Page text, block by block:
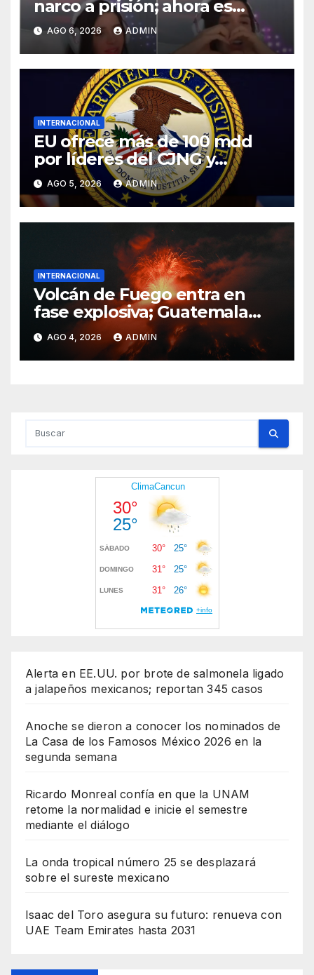
narco a prisión; ahora es
tiktoker
AGO 6, 2026 ADMIN
INTERNACIONAL
EU ofrece más de 100 mdd
por líderes del CJNG y
presenta nuevos cargos
AGO 5, 2026 ADMIN
INTERNACIONAL
Volcán de Fuego entra en
fase explosiva; Guatemala
activa alerta anaranjada
AGO 4, 2026 ADMIN
Alerta en EE.UU. por brote de salmonela ligado
a jalapeños mexicanos; reportan 345 casos
Anoche se dieron a conocer los nominados de
La Casa de los Famosos México 2026 en la
segunda semana
Ricardo Monreal confía en que la UNAM
retome la normalidad e inicie el semestre
mediante el diálogo
La onda tropical número 25 se desplazará
sobre el sureste mexicano
Isaac del Toro asegura su futuro: renueva con
UAE Team Emirates hasta 2031